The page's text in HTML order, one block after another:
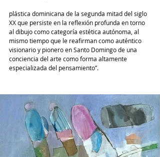
plástica dominicana de la segunda mitad del siglo
XX que persiste en la reflexión profunda en torno
al dibujo como categoría estética autónoma, al
mismo tiempo que le reafirman como auténtico
visionario y pionero en Santo Domingo de una
conciencia del arte como forma altamente
especializada del pensamiento”.